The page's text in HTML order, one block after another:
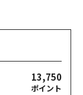
13,750
ポイント